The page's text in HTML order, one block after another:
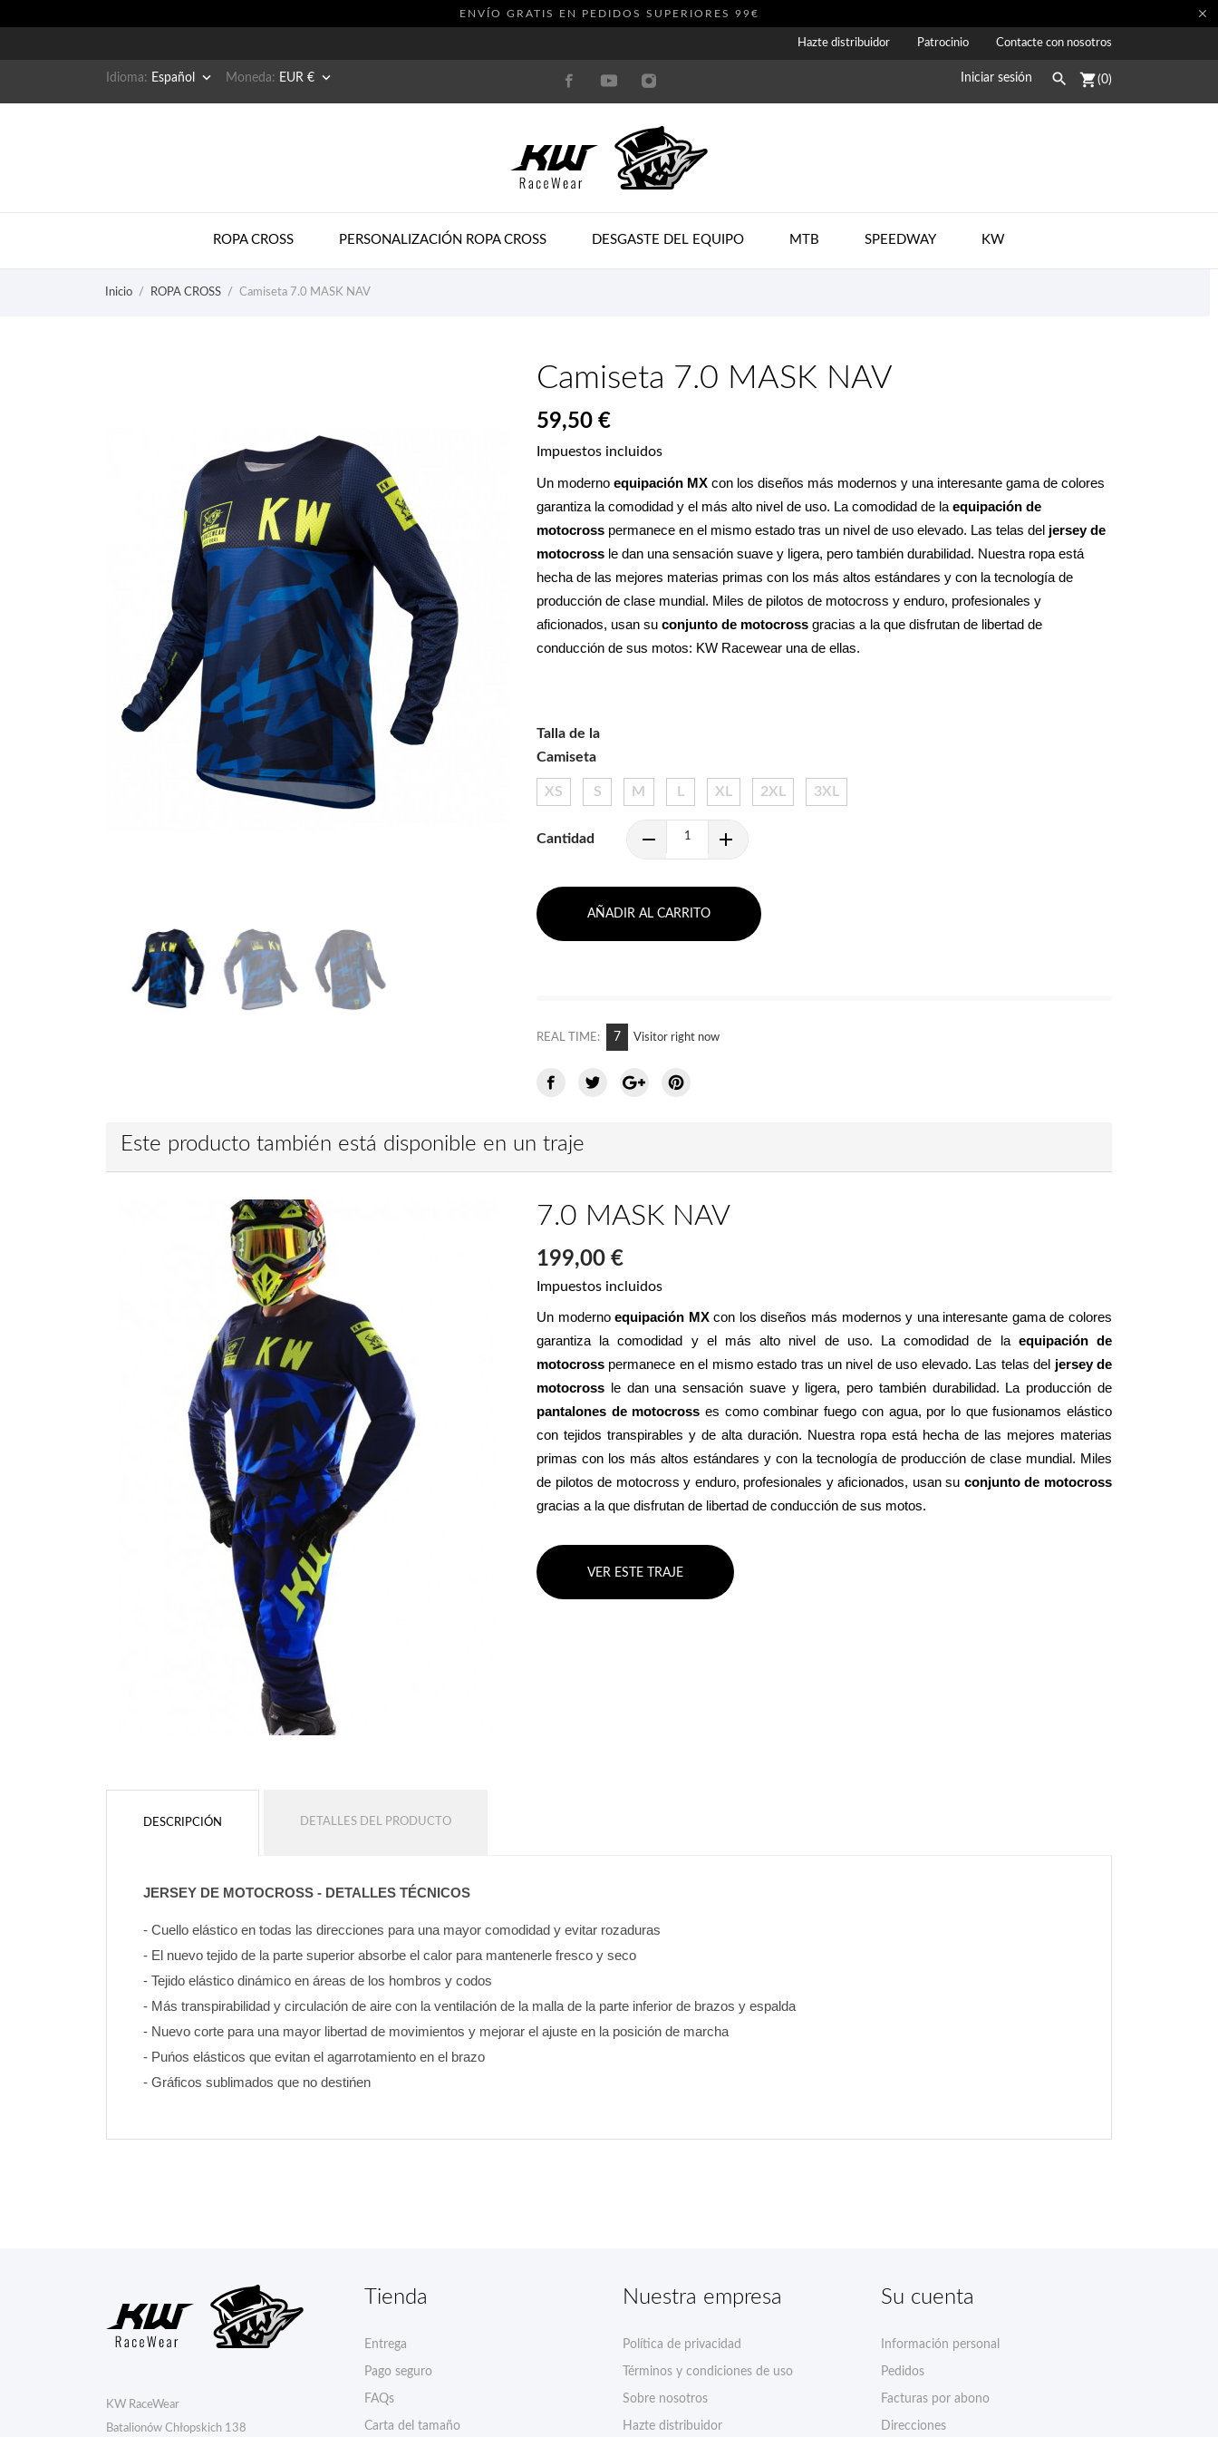
ENVÍO GRATIS EN PEDIDOS SUPERIORES 99€ 
Hazte distribuidor Patrocinio Contacte con nosotros
Idioma: Español  Moneda: EUR €  Iniciar sesión  shopping_cart(0)
ROPA CROSS PERSONALIZACIÓN ROPA CROSS DESGASTE DEL EQUIPO MTB SPEEDWAY KW
Inicio ROPA CROSS Camiseta 7.0 MASK NAV
Camiseta 7.0 MASK NAV
59,50 €
Impuestos incluidos
Un moderno equipación MX con los diseños más modernos y una interesante gama de colores
garantiza la comodidad y el más alto nivel de uso. La comodidad de la equipación de
motocross permanece en el mismo estado tras un nivel de uso elevado. Las telas del jersey de
motocross le dan una sensación suave y ligera, pero también durabilidad. Nuestra ropa está
hecha de las mejores materias primas con los más altos estándares y con la tecnología de
producción de clase mundial. Miles de pilotos de motocross y enduro, profesionales y
aficionados, usan su conjunto de motocross gracias a la que disfrutan de libertad de
conducción de sus motos: KW Racewear una de ellas.
Talla de la
Camiseta
XS S M L XL 2XL 3XL
Cantidad
AÑADIR AL CARRITO
REAL TIME: 12 Visitor right now
Este producto también está disponible en un traje
7.0 MASK NAV
199,00 €
Impuestos incluidos
Un moderno equipación MX con los diseños más modernos y una interesante gama de colores
garantiza la comodidad y el más alto nivel de uso. La comodidad de la equipación de
motocross permanece en el mismo estado tras un nivel de uso elevado. Las telas del jersey de
motocross
le dan una sensación suave y ligera, pero también durabilidad. La producción de
pantalones de motocross es como combinar fuego con agua, por lo que fusionamos elástico
con tejidos transpirables y de alta duración. Nuestra ropa está hecha de las mejores materias
primas con los más altos estándares y con la tecnología de producción de clase mundial. Miles
de pilotos de motocross y enduro, profesionales y aficionados, usan su
gracias a la que disfrutan de libertad de conducción de sus motos.
VER ESTE TRAJE
DESCRIPCIÓN DETALLES DEL PRODUCTO
JERSEY DE MOTOCROSS - DETALLES TÉCNICOS
- Cuello elástico en todas las direcciones para una mayor comodidad y evitar rozaduras
- El nuevo tejido de la parte superior absorbe el calor para mantenerle fresco y seco
- Tejido elástico dinámico en áreas de los hombros y codos
- Más transpirabilidad y circulación de aire con la ventilación de la malla de la parte inferior de brazos y espalda
- Nuevo corte para una mayor libertad de movimientos y mejorar el ajuste en la posición de marcha
- Puńos elásticos que evitan el agarrotamiento en el brazo
- Gráficos sublimados que no destińen
KW RaceWear
Batalionów Chłopskich 138
Tienda
Entrega
Pago seguro
FAQs
Carta del tamaño
Nuestra empresa
Política de privacidad
Términos y condiciones de uso
Sobre nosotros
Hazte distribuidor
Su cuenta
Información personal
Pedidos
Facturas por abono
Direcciones